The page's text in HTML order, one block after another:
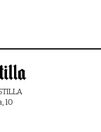
10